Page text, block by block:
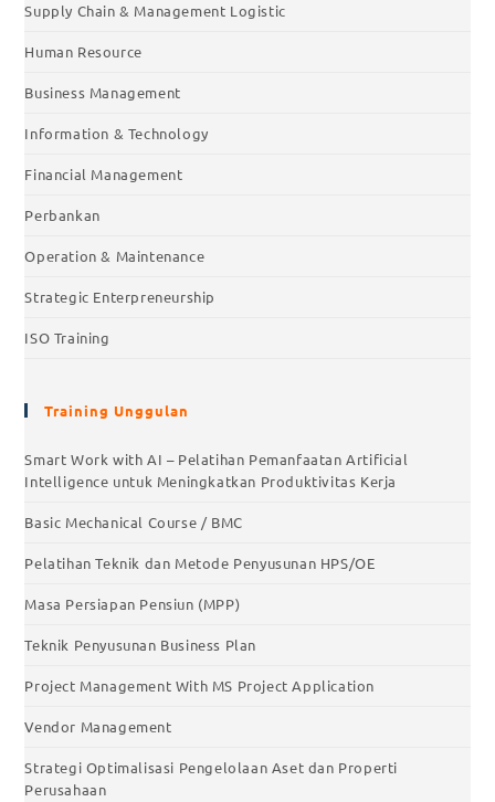
Supply Chain & Management Logistic
Human Resource
Business Management
Information & Technology
Financial Management
Perbankan
Operation & Maintenance
Strategic Enterpreneurship
ISO Training
Training Unggulan
Smart Work with AI – Pelatihan Pemanfaatan Artificial
Intelligence untuk Meningkatkan Produktivitas Kerja
Basic Mechanical Course / BMC
Pelatihan Teknik dan Metode Penyusunan HPS/OE
Masa Persiapan Pensiun (MPP)
Teknik Penyusunan Business Plan
Project Management With MS Project Application
Vendor Management
Strategi Optimalisasi Pengelolaan Aset dan Properti
Perusahaan